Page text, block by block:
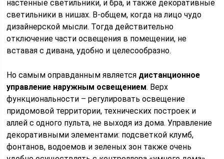
настенные светильники, и бра, и также декоративные
светильники в нишах. В-общем, когда на лицо чудо
дизайнерской мысли. Тогда действительно
отключение части освещения в помещении, не
вставая с дивана, удобно и целесообразно.
Но самым оправданным является дистанционное
управление наружным освещением. Верх
функциональности – регулировать освещение
придомовой территории, технических построек и
аллей с одного пульта, не выходя из дома. Управление
декоративными элементами: подсветкой клумб,
фонтанов, водоемов и зеленых зон также очень